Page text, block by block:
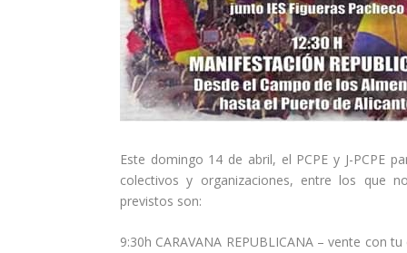
Este domingo 14 de abril, el PCPE y J-PCPE
colectivos y organizaciones, entre los que
previstos son:
9:30h CARAVANA REPUBLICANA – vente con